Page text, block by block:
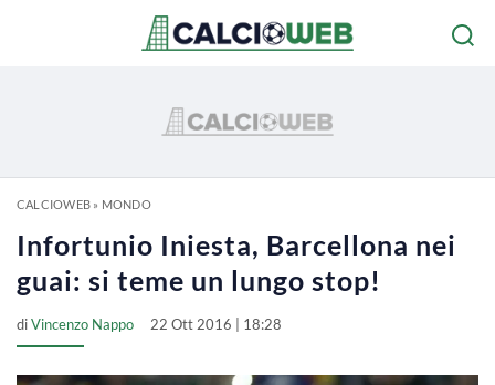
CALCIOWEB» MONDO
Infortunio Iniesta, Barcellona nei
guai: si teme un lungo stop!
diVincenzo Nappo 22 Ott 2016 | 18:28